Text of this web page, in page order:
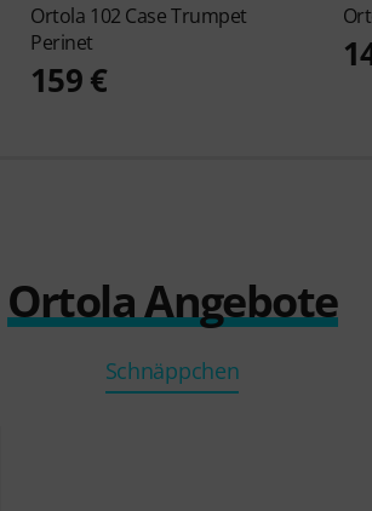
Ortola 102 Case Trumpet
Perinet
159 €
Ortola Angebote
Schnäppchen